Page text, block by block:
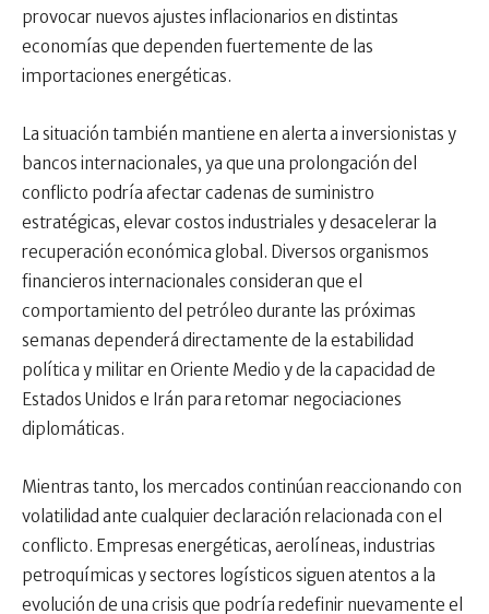
provocar nuevos ajustes inflacionarios en distintas
economías que dependen fuertemente de las
importaciones energéticas.
La situación también mantiene en alerta a inversionistas y
bancos internacionales, ya que una prolongación del
conflicto podría afectar cadenas de suministro
estratégicas, elevar costos industriales y desacelerar la
recuperación económica global. Diversos organismos
financieros internacionales consideran que el
comportamiento del petróleo durante las próximas
semanas dependerá directamente de la estabilidad
política y militar en Oriente Medio y de la capacidad de
Estados Unidos e Irán para retomar negociaciones
diplomáticas.
Mientras tanto, los mercados continúan reaccionando con
volatilidad ante cualquier declaración relacionada con el
conflicto. Empresas energéticas, aerolíneas, industrias
petroquímicas y sectores logísticos siguen atentos a la
evolución de una crisis que podría redefinir nuevamente el